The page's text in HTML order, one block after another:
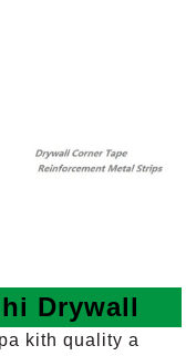
Drywall
kith quality a